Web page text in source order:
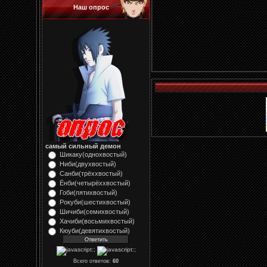
Наш опрос
самый сильный демон
Шикаку(однохвостый)
Ниби(двухвостый)
Санби(трёххвостый)
Ёнби(четырёххвостый)
Гоби(пятихвостый)
Рокуби(шестихвостый)
Шичиби(семихвостый)
Хачиби(восьмихвостый)
Кюуби(девятихвостый)
Всего ответов: 60